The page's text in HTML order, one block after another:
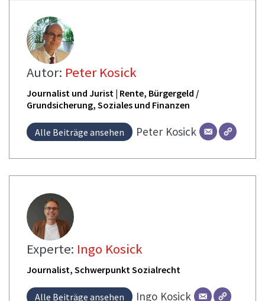
Autor: Peter Kosick
Journalist und Jurist | Rente, Bürgergeld /
Grundsicherung, Soziales und Finanzen
Alle Beiträge ansehen Peter Kosick
Experte: Ingo Kosick
Journalist, Schwerpunkt Sozialrecht
Alle Beiträge ansehen Ingo Kosick